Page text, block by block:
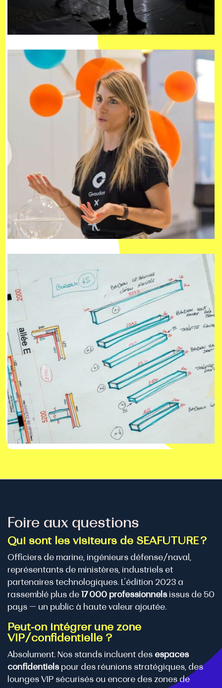
Foire aux questions
Qui sont les visiteurs de SEAFUTURE ?
Officiers de marine, ingénieurs défense/naval,
représentants de ministères, industriels et
partenaires technologiques. L’édition 2023 a
rassemblé plus de 17 000 professionnelsissus de 50
pays — un public à haute valeur ajoutée.
Peut‑on intégrer une zone
VIP/confidentielle ?
Absolument. Nos stands incluent des espaces
confidentielspour des réunions stratégiques, des
lounges VIP sécurisés ou encore des zones de